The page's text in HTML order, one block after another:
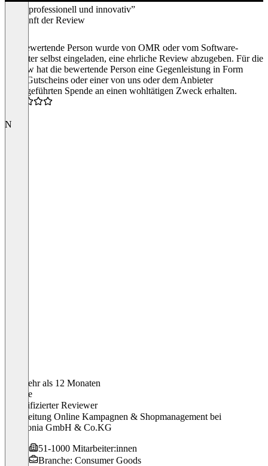
“Sehr professionell und innovativ”
Herkunft der Review
Die bewertende Person wurde von OMR oder vom Software-
Anbieter selbst eingeladen, eine ehrliche Review abzugeben. Für die
Review hat die bewertende Person eine Gegenleistung in Form
eines Gutscheins oder einer von uns oder dem Anbieter
durchgeführten Spende an einen wohltätigen Zweck erhalten.
N
Vor mehr als 12 Monaten
Nadine
Verifizierter Reviewer
Teamleitung Online Kampagnen & Shopmanagement bei
Frankonia GmbH & Co.KG
51-1000 Mitarbeiter:innen
Branche: Consumer Goods